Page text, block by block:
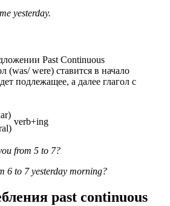
yesterday.
Past Continuous
(was/ were) ставится в начало
подлежащее, а далее глагол с
verb+ing
from 5 to 7?
6 to 7 yesterday morning?
past continuous